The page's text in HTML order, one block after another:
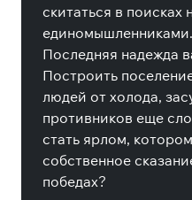
скитаться в поисках
Последняя надежда
Построить
людей от холода,
противников еще
стать ярлом,
собственное
победах?